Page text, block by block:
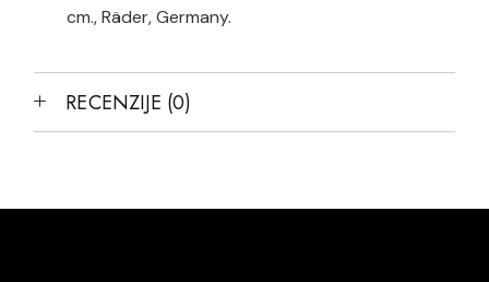
cm., Räder, Germany.
RECENZIJE (0)